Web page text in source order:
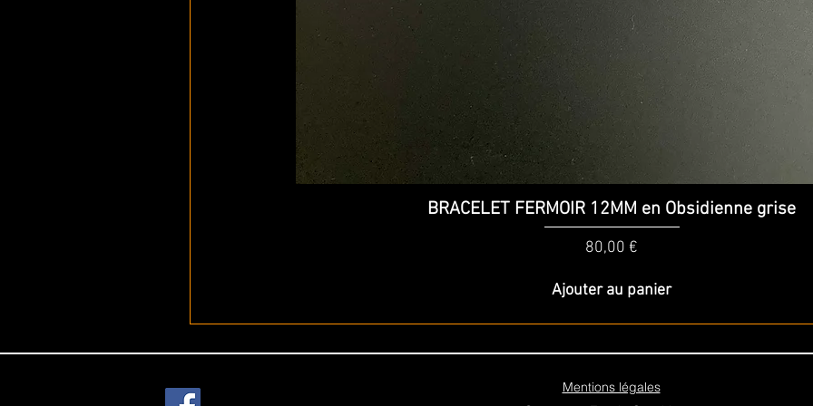
Aperçu rapide
BRACELET FERMOIR 12MM en Obsidienne grise
Prix
80,00 €
Ajouter au panier
Mentions légales